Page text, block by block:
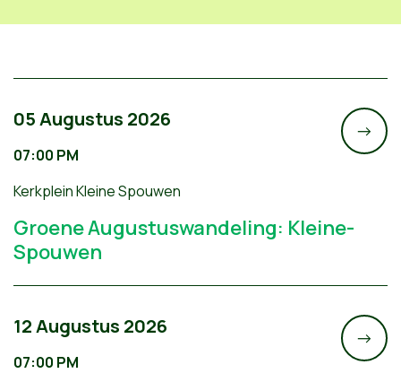
05 Augustus 2026
07:00 PM
Kerkplein Kleine Spouwen
Groene Augustuswandeling: Kleine-
Spouwen
->
12 Augustus 2026
07:00 PM
->